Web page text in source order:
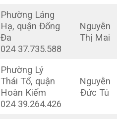
Phường Láng
Hạ, quận Đống
Đa
024 37.735.588
Nguyễn
Thị Mai
Phường Lý
Thái Tổ, quận
Hoàn Kiếm
024 39.264.426
Nguyễn
Đức Tú